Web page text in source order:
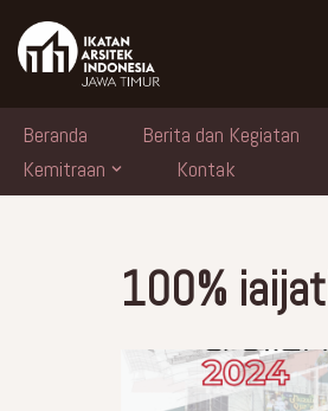
Skip
Beranda Berita dan Kegiatan
Kemitraan
Kontak
100%